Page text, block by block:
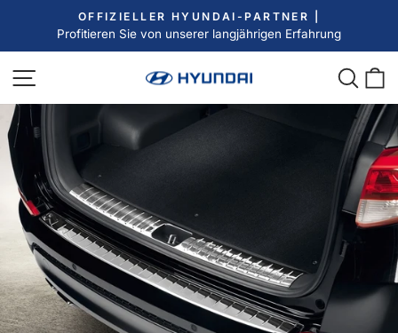
Inhalt
Pause
OFFIZIELLER HYUNDAI-PARTNER |
Profitieren Sie von unserer langjährigen Erfahrung
Seitennavigation